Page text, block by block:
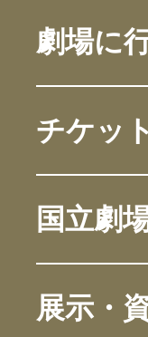
劇場に
チケッ
国立劇
展示・